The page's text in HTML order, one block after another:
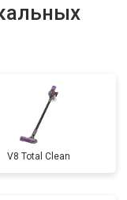
V8 Total Clean